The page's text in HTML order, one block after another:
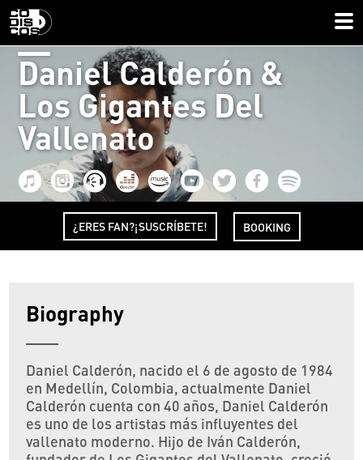
Daniel Calderón &
Los Gigantes Del
Vallenato
¿ERES FAN?¡SUSCRÍBETE! BOOKING
Biography
Daniel Calderón, nacido el 6 de agosto de 1984
en Medellín, Colombia, actualmente Daniel
Calderón cuenta con 40 años, Daniel Calderón
es uno de los artistas más influyentes del
vallenato moderno. Hijo de Iván Calderón,